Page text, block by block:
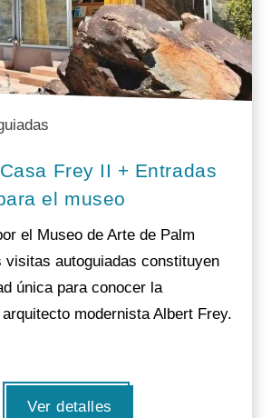
Frey II + Entradas
el museo
el Museo de Arte de Palm
visitas autoguiadas constituyen
única para conocer la
modernista Albert Frey.
Ver detalles